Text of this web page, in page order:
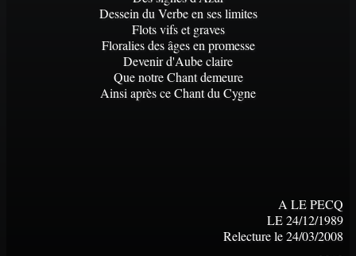
Dessein du Verbe en ses limites
Flots vifs et graves
Floralies des âges en promesse
Devenir d'Aube claire
Que notre Chant demeure
Ainsi après ce Chant du Cygne
A LE PECQ
LE 24/12/1989
Relecture le 24/03/2008